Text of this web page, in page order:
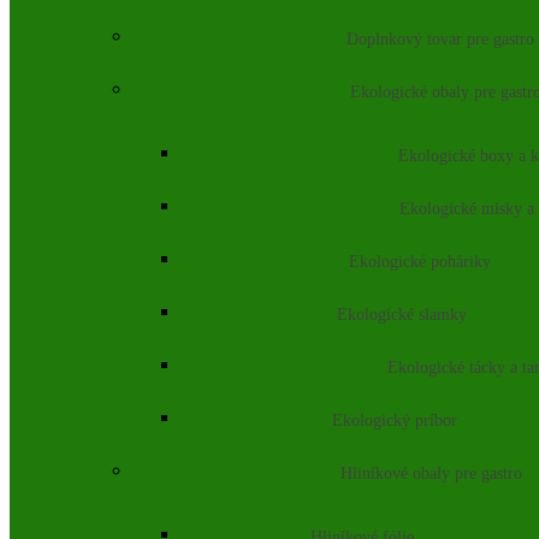
Doplnkový tovar pre gastro
Ekologické obaly pre
Ekologické boxy a
Ekologické misky
Ekologické poháriky
Ekologické slamky
Ekologické tácky a
Ekologický príbor
Hliníkové obaly pre gastro